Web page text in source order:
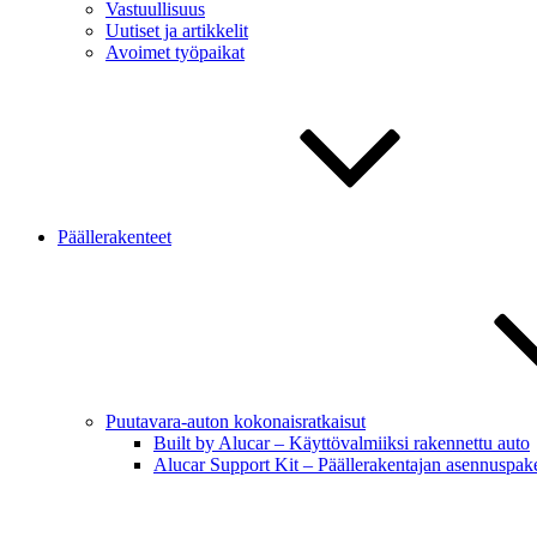
Vastuullisuus
Uutiset ja artikkelit
Avoimet työpaikat
Päällerakenteet
Puutavara-auton kokonaisratkaisut
Built by Alucar – Käyttövalmiiksi rakennettu auto
Alucar Support Kit – Päällerakentajan